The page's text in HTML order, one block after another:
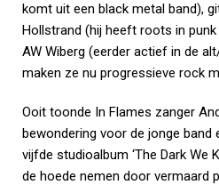
komt uit een black metal band),
Hollstrand (hij heeft roots in
AW Wiberg (eerder actief in de
maken ze nu progressieve rock
Ooit toonde In Flames zanger
bewondering voor de jonge
vijfde studioalbum ‘The Dark We
de hoede nemen door vermaard